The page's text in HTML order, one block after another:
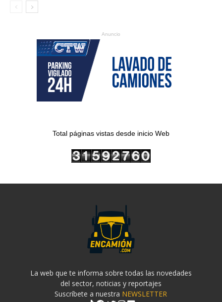
Anuncio
Total páginas vistas desde inicio Web
La web que te informa sobre todas las novedades
del sector, noticias y reportajes
Suscríbete a nuestra NEWSLETTER